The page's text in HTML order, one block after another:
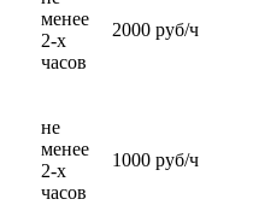
менее
2-х
часов
2000 руб/ч
не
менее
2-х
часов
1000 руб/ч